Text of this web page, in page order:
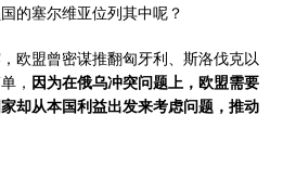
的塞尔维亚位列其中呢？
欧盟曾密谋推翻匈牙利、斯洛伐克以
， 因为在俄乌冲突问题上，欧盟需要
却从本国利益出发来考虑问题，推动